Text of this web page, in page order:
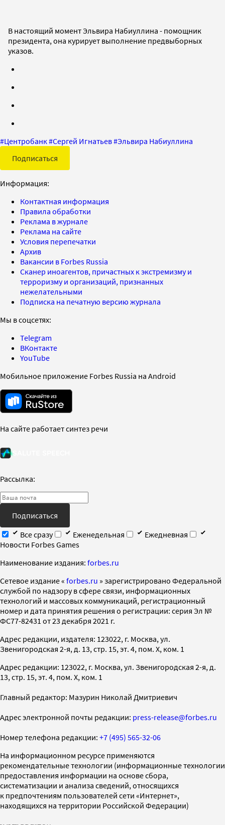
В настоящий момент Эльвира Набиуллина - помощник
президента, она курирует выполнение предвыборных
указов.
#Центробанк#Сергей Игнатьев#Эльвира Набиуллина
Подписаться
Информация:
Контактная информация
Правила обработки
Реклама в журнале
Реклама на сайте
Условия перепечатки
Архив
Вакансии в Forbes Russia
Сканер иноагентов, причастных к экстремизму и
терроризму и организаций, признанных
нежелательными
Подписка на печатную версию журнала
Мы в соцсетях:
Telegram
ВКонтакте
YouTube
Мобильное приложение Forbes Russia на Android
На сайте работает синтез речи
Рассылка:
Подписаться
Все сразу
Еженедельная
Ежедневная
Новости Forbes Games
Наименование издания: forbes.ru
Cетевое издание « forbes.ru » зарегистрировано Федеральной
службой по надзору в сфере связи, информационных
технологий и массовых коммуникаций, регистрационный
номер и дата принятия решения о регистрации: серия Эл №
ФС77-82431 от 23 декабря 2021 г.
Адрес редакции, издателя: 123022, г. Москва, ул.
Звенигородская 2-я, д. 13, стр. 15, эт. 4, пом. X, ком. 1
Адрес редакции: 123022, г. Москва, ул. Звенигородская 2-я, д.
13, стр. 15, эт. 4, пом. X, ком. 1
Главный редактор: Мазурин Николай Дмитриевич
Адрес электронной почты редакции: press-release@forbes.ru
Номер телефона редакции: +7 (495) 565-32-06
На информационном ресурсе применяются
рекомендательные технологии (информационные технологии
предоставления информации на основе сбора,
систематизации и анализа сведений, относящихся
к предпочтениям пользователей сети «Интернет»,
находящихся на территории Российской Федерации)